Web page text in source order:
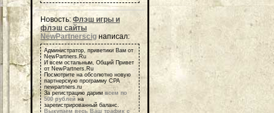
Новость: Флэш игры и
флэш сайты
NewPartnerscig написал:
Администратор, приветики Вам от
NewPartners.Ru
И всем остальным, Общий Привет
от NewPartners.Ru
Посмотрите на обсолютно новую
партнерскую программу СРА
newpartners.ru
За регистрацию дарим всем по
500 рублей на
зарегистрированный баланс.
Выкупаем весь Ваш трафик с